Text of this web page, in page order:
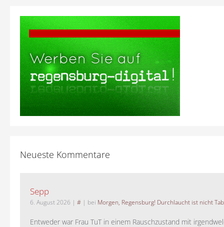
Neueste Kommentare
Sepp
6. August 2026 | # | bei Morgen, Regensburg! Durchlaucht ist nicht
Entweder war Frau TuT in einem Rauschzustand mit